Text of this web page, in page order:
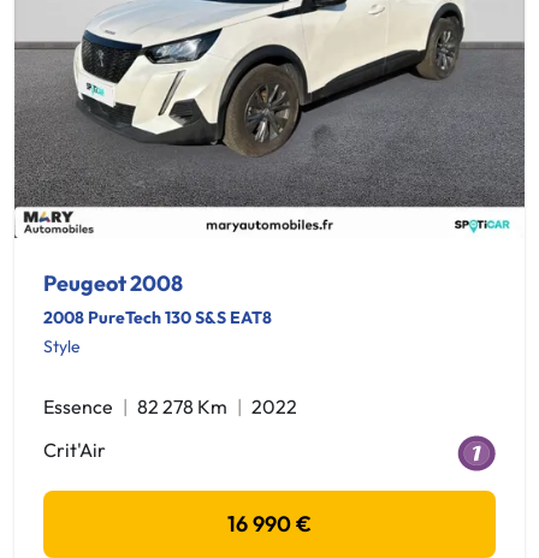
Peugeot 2008
2008 PureTech 130 S&S EAT8
Style
Essence 82 278 Km
2022
Crit'Air
16 990 €